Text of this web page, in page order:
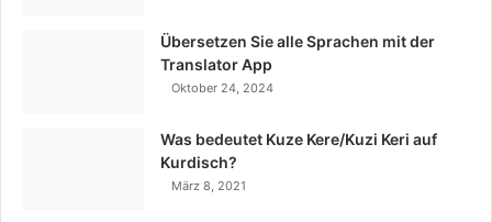
Übersetzen Sie alle Sprachen mit der
Translator App
Oktober 24, 2024
Was bedeutet Kuze Kere/Kuzi Keri auf
Kurdisch?
März 8, 2021